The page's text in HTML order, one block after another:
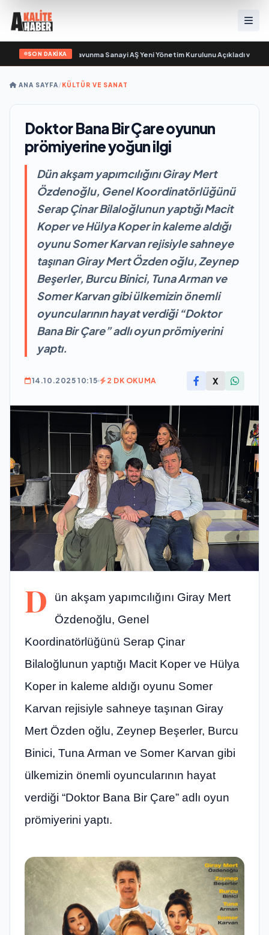
SON DAKİKA
• Açıkgöz Savunma Sanayi AŞ Yeni Yönetim Kurulunu Açıkladı ve
ANA SAYFA/KÜLTÜR VE SANAT
Doktor Bana Bir Çare oyunun
prömiyerine yoğun ilgi
Dün akşam yapımcılığını Giray Mert
Özdenoğlu, Genel Koordinatörlüğünü
Serap Çinar Bilaloğlunun yaptığı Macit
Koper ve Hülya Koper in kaleme aldığı
oyunu Somer Karvan rejisiyle sahneye
taşınan Giray Mert Özden oğlu, Zeynep
Beşerler, Burcu Binici, Tuna Arman ve
Somer Karvan gibi ülkemizin önemli
oyuncularının hayat verdiği “Doktor
Bana Bir Çare” adlı oyun prömiyerini
yaptı.
14.10.2025 10:15 2 DK OKUMA X
D
ün akşam yapımcılığını Giray Mert
Özdenoğlu, Genel
Koordinatörlüğünü Serap Çinar
Bilaloğlunun yaptığı Macit Koper ve Hülya
Koper in kaleme aldığı oyunu Somer
Karvan rejisiyle sahneye taşınan Giray
Mert Özden oğlu, Zeynep Beşerler, Burcu
Binici, Tuna Arman ve Somer Karvan gibi
ülkemizin önemli oyuncularının hayat
verdiği “Doktor Bana Bir Çare” adlı oyun
prömiyerini yaptı.